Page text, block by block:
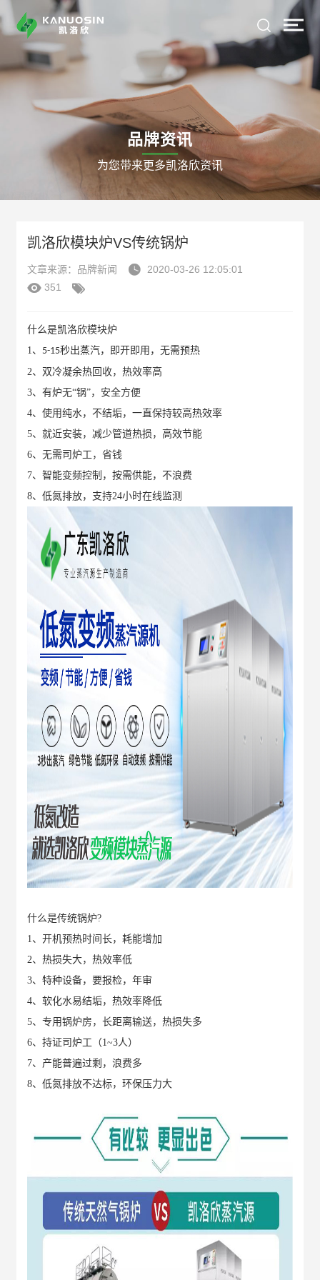
品牌资讯
为您带来更多凯洛欣资讯
凯洛欣模块炉VS传统锅炉
文章来源：品牌新闻  2020-03-26 12:05:01
 351 
什么是凯洛欣模块炉
1、 5-15秒出蒸汽，即开即用，无需预热
2、 双冷凝余热回收，热效率高
3、 有炉无“锅”，安全方便
4、 使用纯水，不结垢，一直保持较高热效率
5、 就近安装，减少管道热损，高效节能
6、 无需司炉工，省钱
7、 智能变频控制，按需供能，不浪费
8、 低氮排放，支持24小时在线监测
什么是传统锅炉?
1、 开机预热时间长，耗能增加
2、 热损失大，热效率低
3、 特种设备，要报检，年审
4、 软化水易结垢，热效率降低
5、 专用锅炉房，长距离输送，热损失多
6、 持证司炉工（1~3人）
7、 产能普遍过剩，浪费多
8、 低氮排放不达标，环保压力大